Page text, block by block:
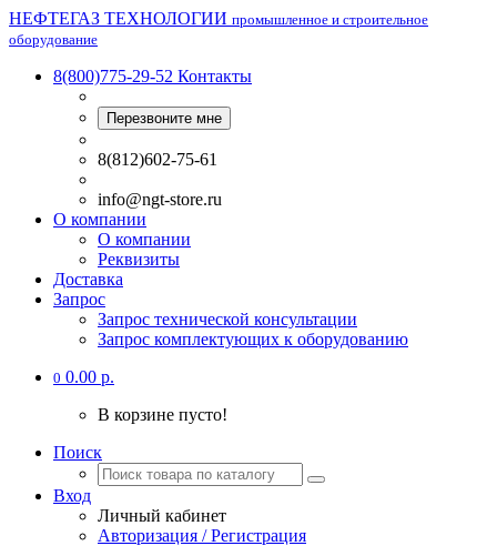
НЕФТЕГАЗ ТЕХНОЛОГИИ промышленное и строительное
оборудование
8(800)775-29-52 Контакты
Перезвоните мне
8(812)602-75-61
info@ngt-store.ru
О компании
О компании
Реквизиты
Доставка
Запрос
Запрос технической консультации
Запрос комплектующих к оборудованию
0 0.00 р.
В корзине пусто!
Поиск
Вход
Личный кабинет
Авторизация / Регистрация